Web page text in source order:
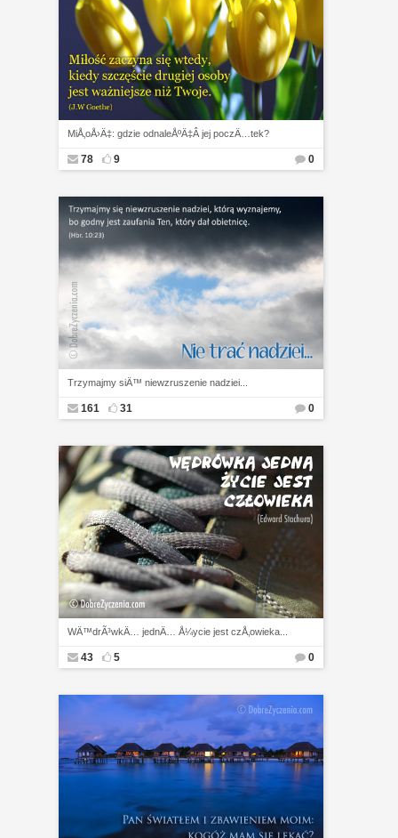
MiÅ‚oÅ›Ä‡: gdzie odnaleÅºÄ‡Â jej poczÄ…tek?
78 9 0
Trzymajmy siÄ™ niewzruszenie nadziei...
161 31 0
WÄ™drÃ³wkÄ… jednÄ… Å¼ycie jest czÅ‚owieka...
43 5 0